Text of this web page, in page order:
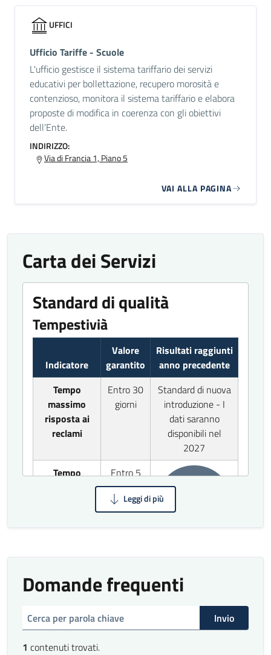
UFFICI
Ufficio Tariffe - Scuole
L'ufficio gestisce il sistema tariffario dei servizi
educativi per bollettazione, recupero morosità e
contenzioso, monitora il sistema tariffario e elabora
proposte di modifica in coerenza con gli obiettivi
dell’Ente.
INDIRIZZO:
Via di Francia 1, Piano 5
VAI ALLA PAGINA
Carta dei Servizi
Standard di qualità
Tempestivià
Indicatore
Valore
garantito
Risultati raggiunti
anno precedente
Tempo
massimo
risposta ai
reclami
Entro 30
giorni
Standard di nuova
introduzione - I
dati saranno
disponibili nel
2027
Tempo
codificata
richiesta
Entro 5
giorni
Limite di
il quale la
prima
portata deve
Almeno il
entro i 15
minuti
Domande frequenti
cerca Invio
1 contenuti trovati.